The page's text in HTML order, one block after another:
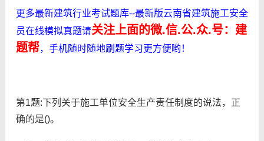
更多最新建筑行业考试题库--最新版云南省建筑施工安全
员在线模拟真题请关注上面的微.信.公.众.号：建
题帮，手机随时随地刷题学习更方便哟！
第1题:下列关于施工单位安全生产责任制度的说法，正
确的是()。